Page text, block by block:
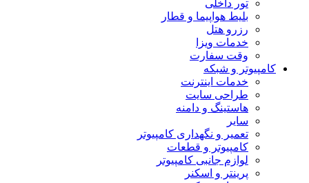
تور داخلی
بلیط هواپیما و قطار
رزرو هتل
خدمات ویزا
وقت سفارت
کامپیوتر و شبکه
خدمات اینترنت
طراحی سایت
هاستینگ و دامنه
سایر
تعمیر و نگهداری کامپیوتر
کامپیوتر و قطعات
لوازم جانبی کامپیوتر
پرینتر و اسکنر